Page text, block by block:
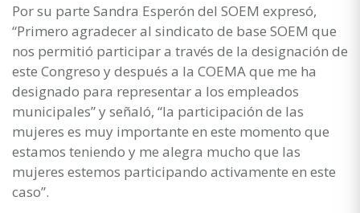
Por su parte Sandra Esperón del SOEM expresó,
“Primero agradecer al sindicato de base SOEM que
nos permitió participar a través de la designación de
este Congreso y después a la COEMA que me ha
designado para representar a los empleados
municipales” y señaló, “la participación de las
mujeres es muy importante en este momento que
estamos teniendo y me alegra mucho que las
mujeres estemos participando activamente en este
caso”.